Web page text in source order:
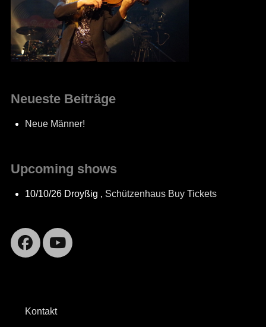
Neueste Beiträge
Neue Männer!
Upcoming shows
10/10/26 Droyßig , Schützenhaus Buy Tickets
Facebook
YouTube
Kontakt